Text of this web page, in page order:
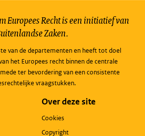
Europees Recht is een initiatief van
Zaken.
van de departementen en heeft tot doel
het Europees recht binnen de centrale
ter bevordering van een consistente
vraagstukken.
Over deze site
Cookies
Copyright